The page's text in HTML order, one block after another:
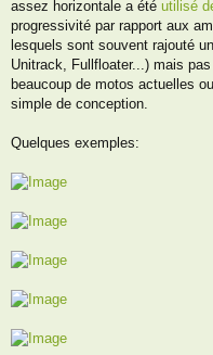
s
a
g
e
assez horizontale a été utilisé
progressivité par rapport aux
lesquels sont souvent rajouté
Unitrack, Fullfloater...) mais
beaucoup de motos actuelles
simple de conception.
Quelques exemples: